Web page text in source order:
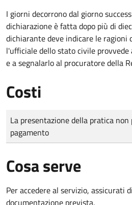
I giorni decorrono dal giorno
dichiarazione è fatta dopo più di
dichiarante deve indicare le ragioni
l'ufficiale dello stato civile
e a segnalarlo al procuratore della
Costi
Tipo di pagamento
Importo
La presentazione della pratica non
pagamento
Cosa serve
Per accedere al servizio, assicurati
documentazione prevista.